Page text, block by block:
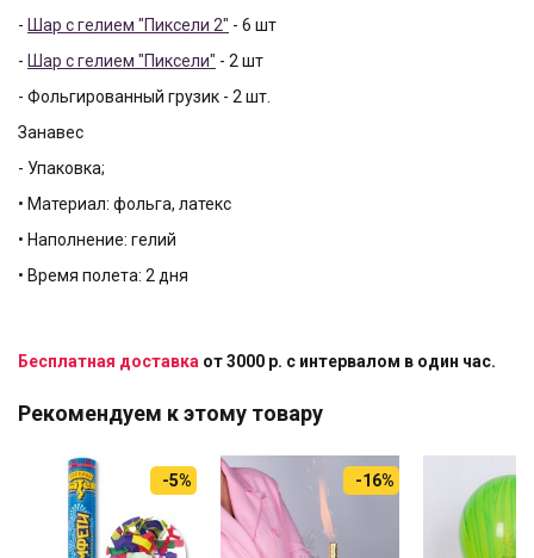
- Шар с гелием "Пиксели 2" - 6 шт
- Шар с гелием "Пиксели" - 2 шт
- Фольгированный грузик - 2 шт.
Занавес
- Упаковка;
• Материал: фольга, латекс
• Наполнение: гелий
• Время полета: 2 дня
Бесплатная доставка от 3000 р. с интервалом в один час.
Рекомендуем к этому товару
-5% -16%